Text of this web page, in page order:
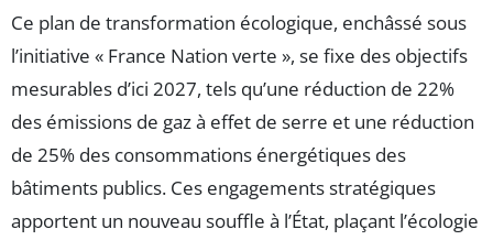
Ce plan de transformation écologique, enchâssé sous
l’initiative « France Nation verte », se fixe des objectifs
mesurables d’ici 2027, tels qu’une réduction de 22%
des émissions de gaz à effet de serre et une réduction
de 25% des consommations énergétiques des
bâtiments publics. Ces engagements stratégiques
apportent un nouveau souffle à l’État, plaçant l’écologie